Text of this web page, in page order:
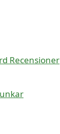
Recensioner